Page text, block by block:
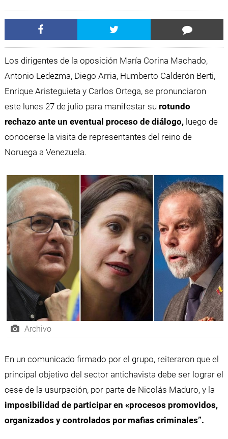
Los dirigentes de la oposición María Corina Machado,
Antonio Ledezma, Diego Arria, Humberto Calderón Berti,
Enrique Aristeguieta y Carlos Ortega, se pronunciaron
este lunes 27 de julio para manifestar su rotundo
rechazo ante un eventual proceso de diálogo,luego de
conocerse la visita de representantes del reino de
Noruega a Venezuela.
Archivo
En un comunicado firmado por el grupo, reiteraron que el
principal objetivo del sector antichavista debe ser lograr el
cese de la usurpación, por parte de Nicolás Maduro, y la
imposibilidad de participar en «procesos promovidos,
organizados y controlados por mafias criminales”.